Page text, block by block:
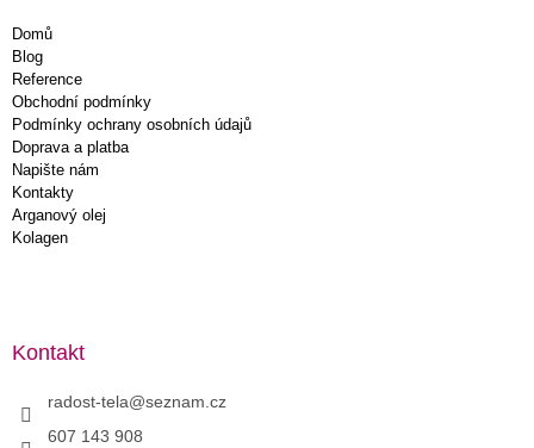
Domů
Blog
Reference
Obchodní podmínky
Podmínky ochrany osobních údajů
Doprava a platba
Napište nám
Kontakty
Arganový olej
Kolagen
Kontakt
radost-tela@seznam.cz
607 143 908